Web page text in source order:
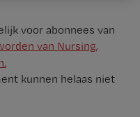
voor abonnees van
van Nursing,
kunnen helaas niet